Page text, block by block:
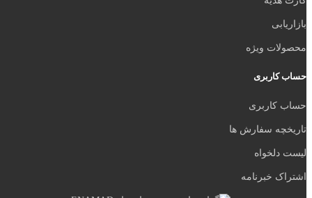
ویژه
سفارش ها
خبرنامه